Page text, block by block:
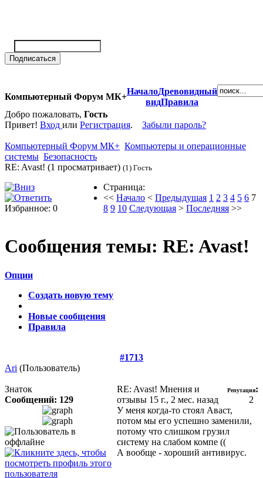
Компьютерный Форум МК+
НачалоДревовидный
видПравила
Добро пожаловать, Гость
Привет! Вход или Регистрация. Забыли пароль?
Компьютерный Форум МК+ Компьютеры и операционные
системы Безопасность
RE: Avast! (1 просматривает) (1) Гость
Избранное: 0
Страница:
<< Начало < Предыдущая 1 2 3 4 5 6 7
8 9 10 Следующая > Последняя >>
Сообщения темы: RE: Avast!
Опции
Создать новую тему
Новые сообщения
Правила
#1713
Ari (Пользователь)
Знаток
Сообщений: 129
RE: Avast! Мнения и
отзывы 15 г., 2 мес. назад
Репутация:
2
У меня когда-то стоял Аваст,
потом мы его успешно заменили,
потому что слишком грузил
систему на слабом компе ((
А вообще - хороший антивирус.